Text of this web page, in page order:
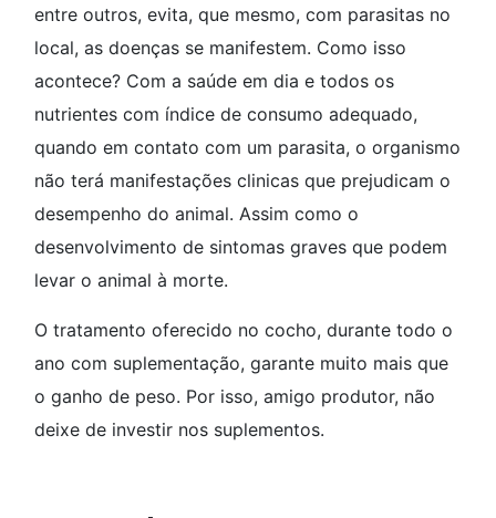
entre outros, evita, que mesmo, com parasitas no
local, as doenças se manifestem. Como isso
acontece? Com a saúde em dia e todos os
nutrientes com índice de consumo adequado,
quando em contato com um parasita, o organismo
não terá manifestações clinicas que prejudicam o
desempenho do animal. Assim como o
desenvolvimento de sintomas graves que podem
levar o animal à morte.
O tratamento oferecido no cocho, durante todo o
ano com suplementação, garante muito mais que
o ganho de peso. Por isso, amigo produtor, não
deixe de investir nos suplementos.